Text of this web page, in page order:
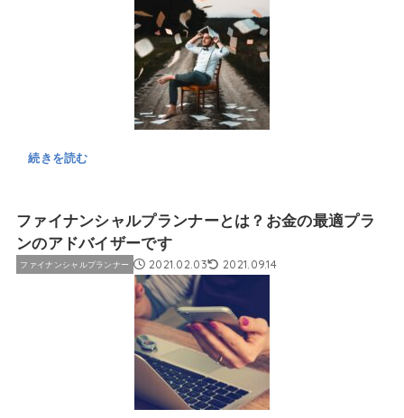
続きを読む
ファイナンシャルプランナーとは？お金の最適プラ
ンのアドバイザーです
ファイナンシャルプランナー 2021.02.03 2021.09.14